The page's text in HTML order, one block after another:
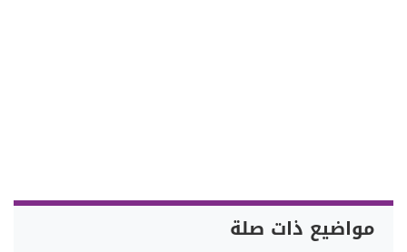
مواضيع ذات صلة